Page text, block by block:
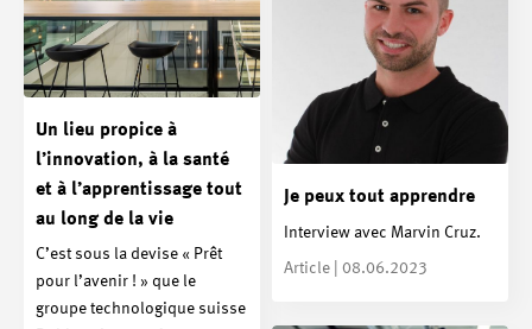
Un lieu propice à
l’innovation, à la santé
et à l’apprentissage tout
au long de la vie
C’est sous la devise « Prêt
pour l’avenir ! » que le
groupe technologique suisse
Je peux tout apprendre
Interview avec Marvin Cruz.
Article | 08.06.2023